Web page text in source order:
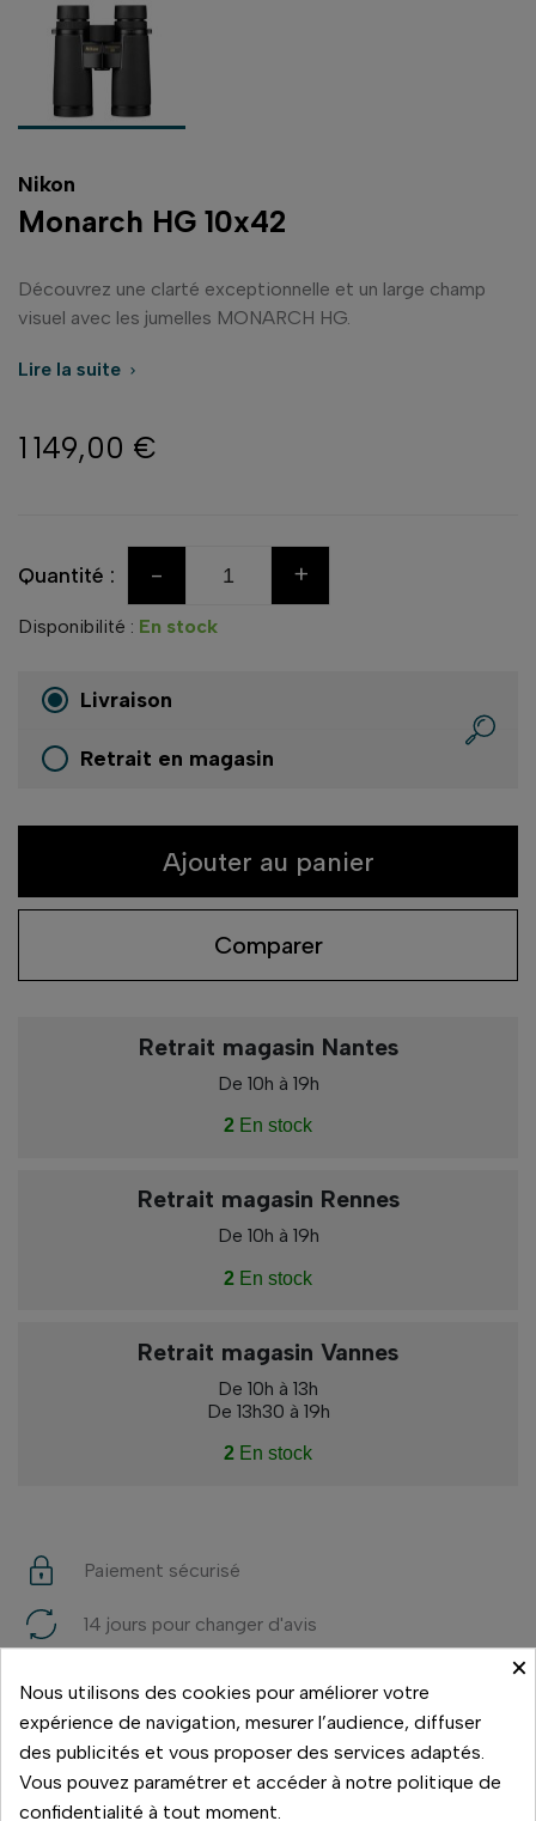
Nikon
Monarch HG 10x42
Découvrez une clarté exceptionnelle et un large champ
visuel avec les jumelles MONARCH HG.
Lire la suite 
1 149,00 €
Quantité : - +
Disponibilité : En stock
Livraison
Retrait en magasin
Ajouter au panier
Comparer
Retrait magasin Nantes
De 10h à 19h
2 En stock
Retrait magasin Rennes
De 10h à 19h
2 En stock
Retrait magasin Vannes
De 10h à 13h
De 13h30 à 19h
2 En stock
Paiement sécurisé
14 jours pour changer d'avis
Paiement 3x sans frais
×
Nous utilisons des cookies pour améliorer votre
expérience de navigation, mesurer l’audience, diffuser
des publicités et vous proposer des services adaptés.
Vous pouvez paramétrer et accéder à notre politique de
confidentialité à tout moment.